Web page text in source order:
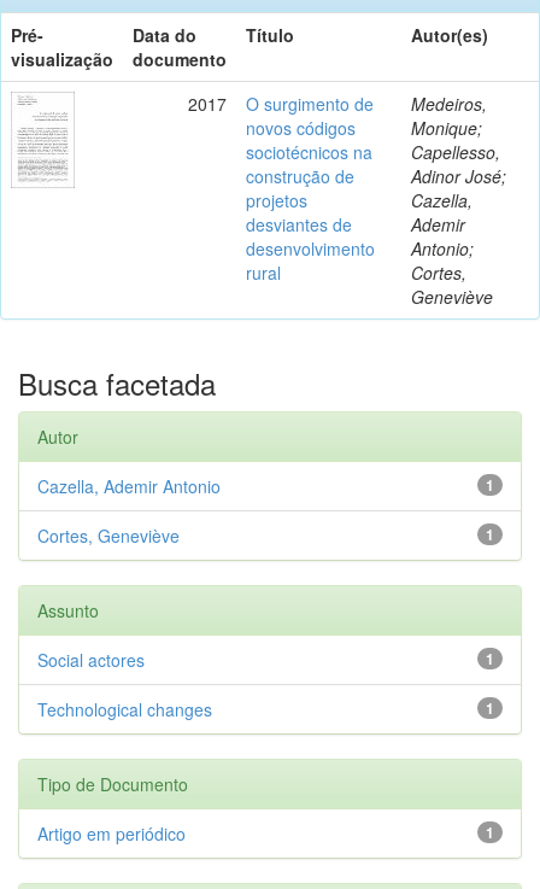
Pré-
visualização
Data do
documento
Título Autor(es)
2017
O surgimento de
novos códigos
sociotécnicos na
construção de
projetos
desviantes de
desenvolvimento
rural
Medeiros,
Monique;
Capellesso,
Adinor José;
Cazella,
Ademir
Antonio;
Cortes,
Geneviève
Busca facetada
Autor
1
Cazella, Ademir Antonio
1
Cortes, Geneviève
Assunto
1
Social actores
1
Technological changes
Tipo de Documento
1
Artigo em periódico